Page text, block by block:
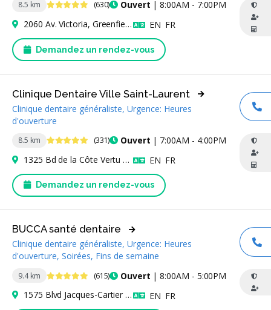
8.5 km 4.8 étoiles (630) Ouvert | 8:00AM - 7:00PM
Demandez un rendez-vous
2060 Av. Victoria, Greenfield Park, QC J4V 1M8, Canada EN Anglais
FR
8.5 km 4.9 étoiles (331) Ouvert | 7:00AM - 4:00PM
Clinique Dentaire Ville Saint-Laurent
Clinique dentaire généraliste, Urgence: Heures
d'ouverture
Demandez un rendez-vous
1325 Bd de la Côte Vertu Bureau 200, Saint-Laurent, QC H4L 1Z1, Canada EN Anglais
FR
9.4 km 4.9 étoiles (615) Ouvert | 8:00AM - 5:00PM
BUCCA santé dentaire
Clinique dentaire généraliste, Urgence: Heures
d'ouverture, Soirées, Fins de semaine
1575 Blvd Jacques-Cartier E Bureau 201, Longueuil, QC J4M 2B5, Canada EN Anglais
FR